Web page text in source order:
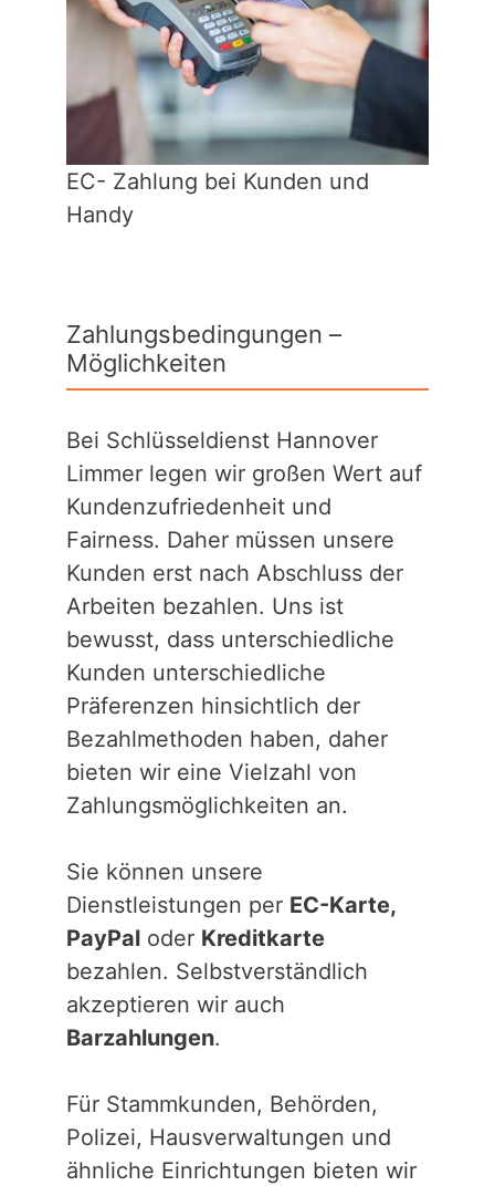
Zahlungsbedingungen –
Möglichkeiten
Bei Schlüsseldienst Hannover
Limmer legen wir großen Wert auf
Kundenzufriedenheit und
Fairness. Daher müssen unsere
Kunden erst nach Abschluss der
Arbeiten bezahlen. Uns ist
bewusst, dass unterschiedliche
Kunden unterschiedliche
Präferenzen hinsichtlich der
Bezahlmethoden haben, daher
bieten wir eine Vielzahl von
Zahlungsmöglichkeiten an.
Sie können unsere
Dienstleistungen per EC-Karte,
PayPal oder Kreditkarte
bezahlen. Selbstverständlich
akzeptieren wir auch
Barzahlungen.
Für Stammkunden, Behörden,
Polizei, Hausverwaltungen und
ähnliche Einrichtungen bieten wir
EC- Zahlung bei Kunden und
Handy